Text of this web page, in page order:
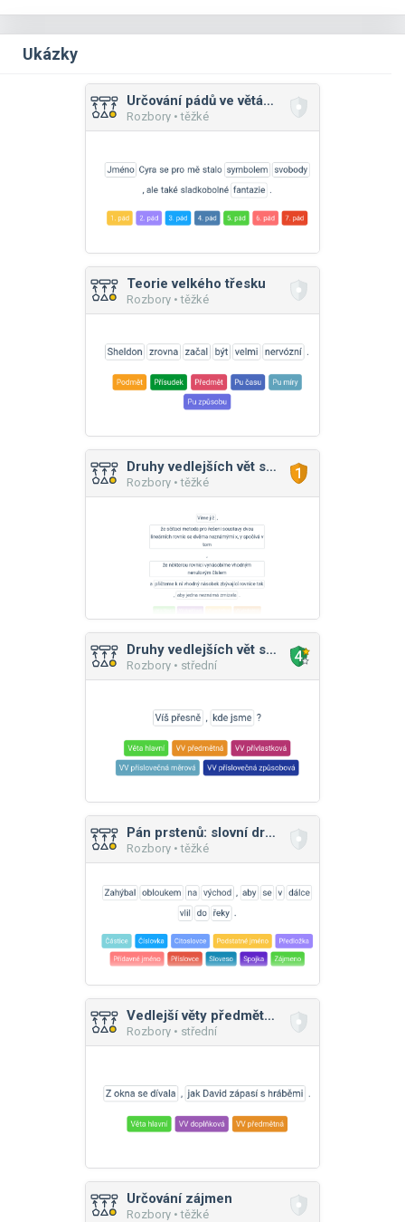
Ukázky
Určování pádů ve větách
Rozbory • těžké
Teorie velkého třesku
Rozbory • těžké
Druhy vedlejších vět souhrnně
Rozbory • těžké
Druhy vedlejších vět souhrnně
Rozbory • střední
Pán prstenů: slovní druhy
Rozbory • těžké
Vedlejší věty předmětné a doplňkové
Rozbory • střední
Určování zájmen
Rozbory • těžké